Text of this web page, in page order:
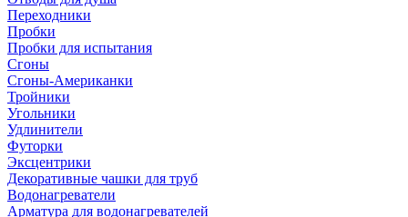
Переходники
Пробки
Пробки для испытания
Сгоны
Сгоны-Американки
Тройники
Угольники
Удлинители
Футорки
Эксцентрики
Декоративные чашки для труб
Водонагреватели
Арматура для водонагревателей